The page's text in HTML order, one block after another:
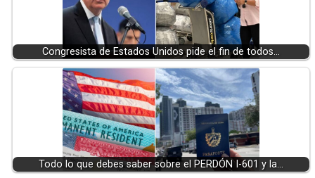
Congresista de Estados Unidos pide el fin de todos…
Todo lo que debes saber sobre el PERDÓN I-601 y la…